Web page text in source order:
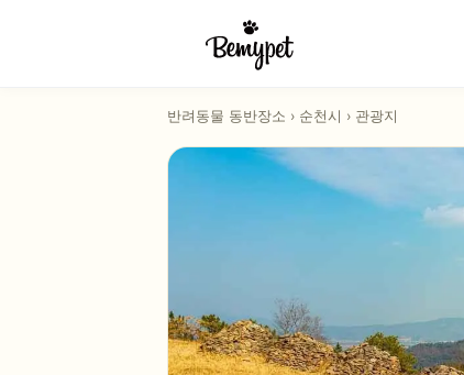
반려동물 동반장소 › 순천시 › 관광지